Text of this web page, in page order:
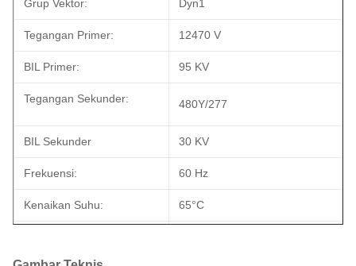
Grup Vektor: Dyn1
Tegangan Primer: 12470 V
BIL Primer: 95 KV
Tegangan Sekunder: 480Y/277
BIL Sekunder 30 KV
Frekuensi: 60 Hz
Kenaikan Suhu: 65°C